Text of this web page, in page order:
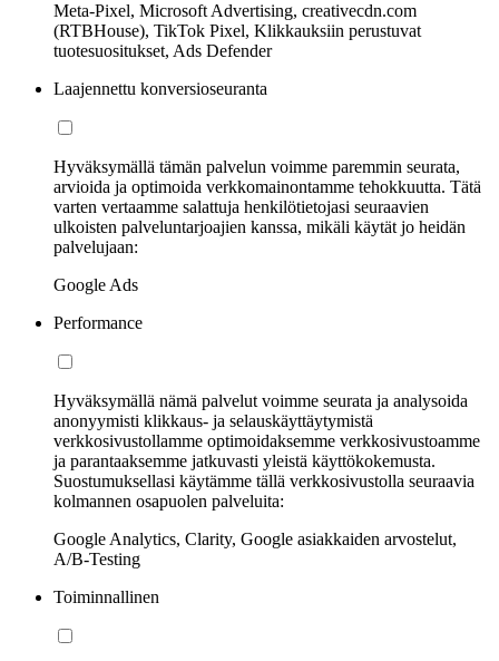
Meta-Pixel, Microsoft Advertising, creativecdn.com
(RTBHouse), TikTok Pixel, Klikkauksiin perustuvat
tuotesuositukset, Ads Defender
Laajennettu konversioseuranta
Hyväksymällä tämän palvelun voimme paremmin seurata,
arvioida ja optimoida verkkomainontamme tehokkuutta. Tätä
varten vertaamme salattuja henkilötietojasi seuraavien
ulkoisten palveluntarjoajien kanssa, mikäli käytät jo heidän
palvelujaan:
Google Ads
Performance
Hyväksymällä nämä palvelut voimme seurata ja analysoida
anonyymisti klikkaus- ja selauskäyttäytymistä
verkkosivustollamme optimoidaksemme verkkosivustoamme
ja parantaaksemme jatkuvasti yleistä käyttökokemusta.
Suostumuksellasi käytämme tällä verkkosivustolla seuraavia
kolmannen osapuolen palveluita:
Google Analytics, Clarity, Google asiakkaiden arvostelut,
A/B-Testing
Toiminnallinen